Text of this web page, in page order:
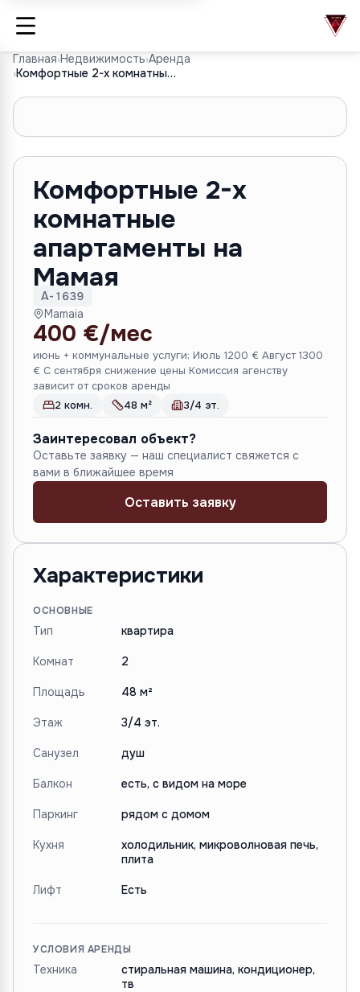
Главная›Недвижимость›Аренда
›
Комфортные 2-х комнатные апартаменты на Мамая
1/7
Комфортные 2-х
комнатные
апартаменты на
Мамая
A-1639
Mamaia
400 €/мес
июнь + коммунальные услуги; Июль 1200 € Август 1300
€ С сентября снижение цены Комиссия агенству
зависит от сроков аренды
2 комн.
48 м² 3/4 эт.
Заинтересовал объект?
Оставьте заявку — наш специалист свяжется с
вами в ближайшее время
Оставить заявку
Характеристики
ОСНОВНЫЕ
Тип квартира
Комнат 2
Площадь 48 м²
Этаж 3/4 эт.
Санузел душ
Балкон есть, с видом на море
Паркинг рядом с домом
Кухня
холодильник, микроволновая печь,
плита
Лифт Есть
УСЛОВИЯ АРЕНДЫ
Техника
стиральная машина, кондиционер,
тв